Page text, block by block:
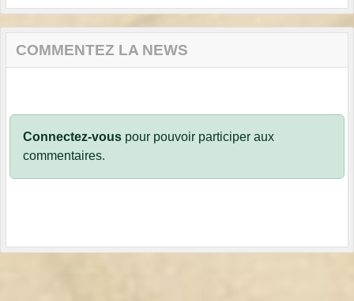
COMMENTEZ LA NEWS
Connectez-vous pour pouvoir participer aux
commentaires.